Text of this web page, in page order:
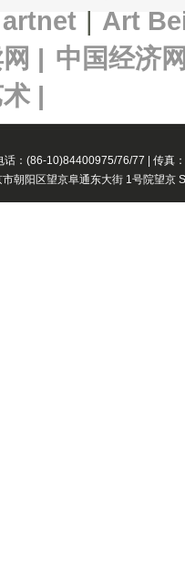
artnet | Art
| 中国经济
|
话：(86-10)84400975/76/77 | 传真
朝阳区望京阜通东大街 1号院望京